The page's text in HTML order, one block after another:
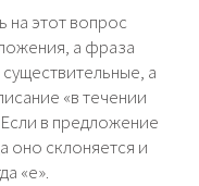
на этот вопрос
а фраза
а
«в течении
в предложение
оно склоняется и
«е».